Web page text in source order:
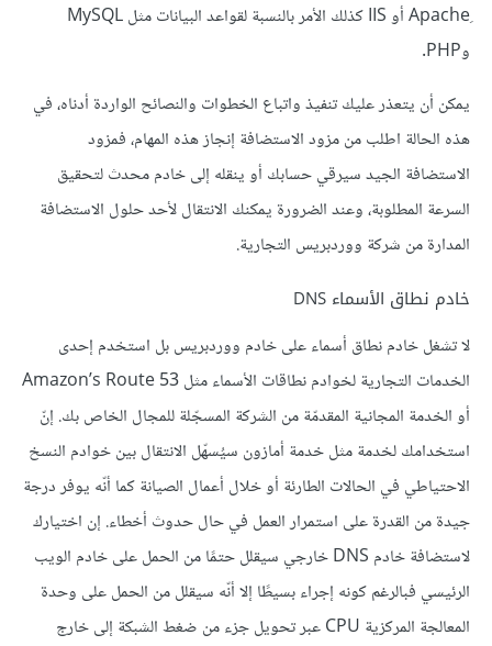
ِApache أو IIS كذلك الأمر بالنسبة لقواعد البيانات مثل MySQL
وPHP.
يمكن أن يتعذر عليك تنفيذ واتباع الخطوات والنصائح الواردة أدناه، في
هذه الحالة اطلب من مزود الاستضافة إنجاز هذه المهام، فمزود
الاستضافة الجيد سيرقي حسابك أو ينقله إلى خادم محدث لتحقيق
السرعة المطلوبة، وعند الضرورة يمكنك الانتقال لأحد حلول الاستضافة
المدارة من شركة ووردبريس التجارية.
خادم نطاق الأسماء DNS
لا تشغل خادم نطاق أسماء على خادم ووردبريس بل استخدم إحدى
الخدمات التجارية لخوادم نطاقات الأسماء مثل Amazon’s Route 53
أو الخدمة المجانية المقدمّة من الشركة المسجّلة للمجال الخاص بك. إنّ
استخدامك لخدمة مثل خدمة أمازون سيُسهّل الانتقال بين خوادم النسخ
الاحتياطي في الحالات الطارئة أو خلال أعمال الصيانة كما أنّه يوفر درجة
جيدة من القدرة على استمرار العمل في حال حدوث أخطاء. إن اختيارك
لاستضافة خادم DNS خارجي سيقلل حتمًا من الحمل على خادم الويب
الرئيسي فبالرغم كونه إجراء بسيطًا إلا أنّه سيقلل من الحمل على وحدة
المعالجة المركزية CPU عبر تحويل جزء من ضغط الشبكة إلى خارج